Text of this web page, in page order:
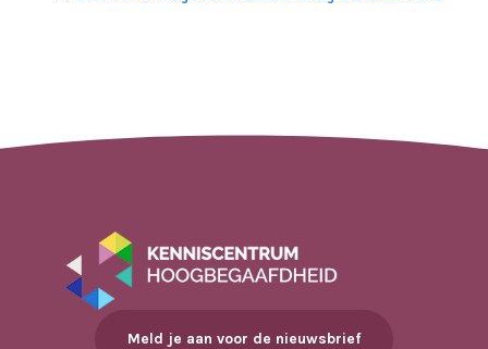
Meld je aan voor de nieuwsbrief